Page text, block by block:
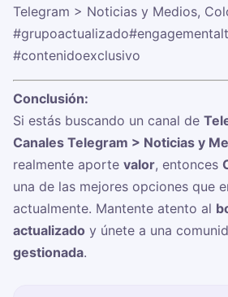
Telegram > Noticias y Medios,
#grupoactualizado
#contenidoexclusivo
Conclusión:
Si estás buscando un canal de
Canales Telegram > Noticias y
realmente aporte valor, entonces
una de las mejores opciones que
actualmente. Mantente atento al
actualizado y únete a una
gestionada.